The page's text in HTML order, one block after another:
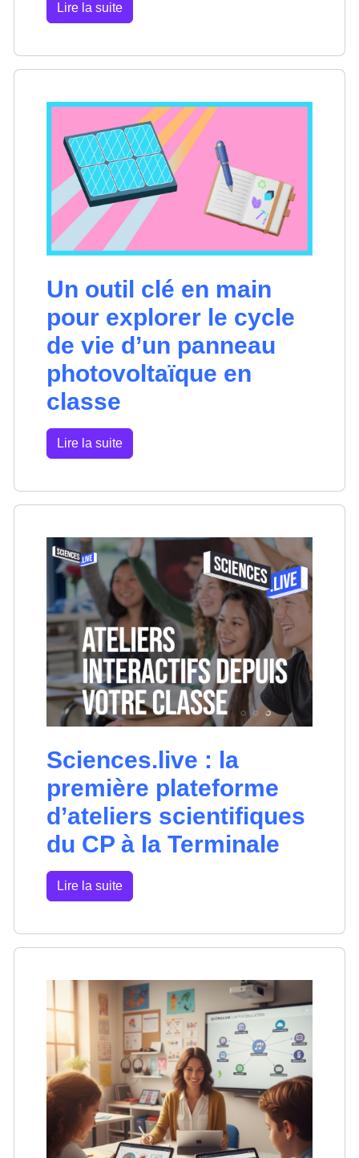
Lire la suite
Un outil clé en main
pour explorer le cycle
de vie d’un panneau
photovoltaïque en
classe
Lire la suite
Sciences.live : la
première plateforme
d’ateliers scientifiques
du CP à la Terminale
Lire la suite